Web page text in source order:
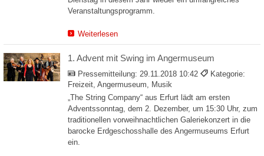
Veranstaltungsprogramm.
Weiterlesen
1. Advent mit Swing im Angermuseum
Pressemitteilung: 29.11.2018 10:42
Kategorie:
Freizeit, Angermuseum, Musik
„The String Company“ aus Erfurt lädt am ersten
Adventssonntag, dem 2. Dezember, um 15:30 Uhr, zum
traditionellen vorweihnachtlichen Galeriekonzert in die
barocke Erdgeschosshalle des Angermuseums Erfurt
ein.